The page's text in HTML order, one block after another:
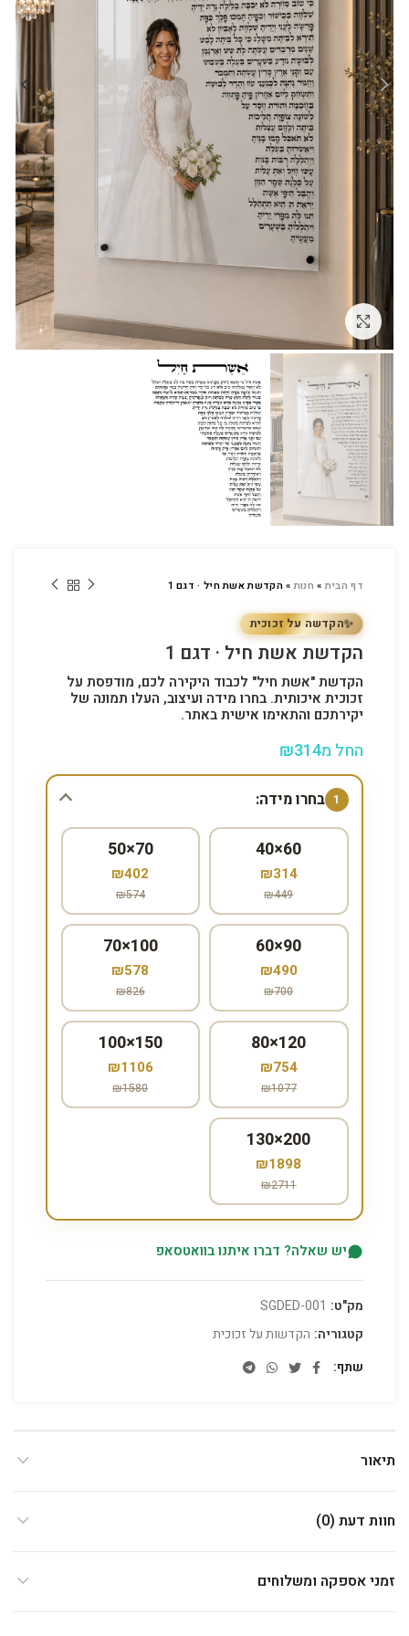
דף הבית» חנות»הקדשת אשת חיל · דגם 1
✨הקדשה על זכוכית
הקדשת אשת חיל · דגם 1
הקדשת "אשת חיל" לכבוד היקירה לכם, מודפסת על
זכוכית איכותית. בחרו מידה ועיצוב, העלו תמונה של
יקירתכם והתאימו אישית באתר.
החל מ ₪314
מידה
1 בחרו מידה:
40×60
₪314
₪449
50×70
₪402
₪574
60×90
₪490
₪700
70×100
₪578
₪826
80×120
₪754
₪1077
100×150
₪1106
₪1580
130×200
₪1898
₪2711
יש שאלה? דברו איתנו בוואטסאפ
מק"ט: SGDED-001
קטגוריה: הקדשות על זכוכית
שתף
תיאור
חוות דעת (0)
זמני אספקה ומשלוחים